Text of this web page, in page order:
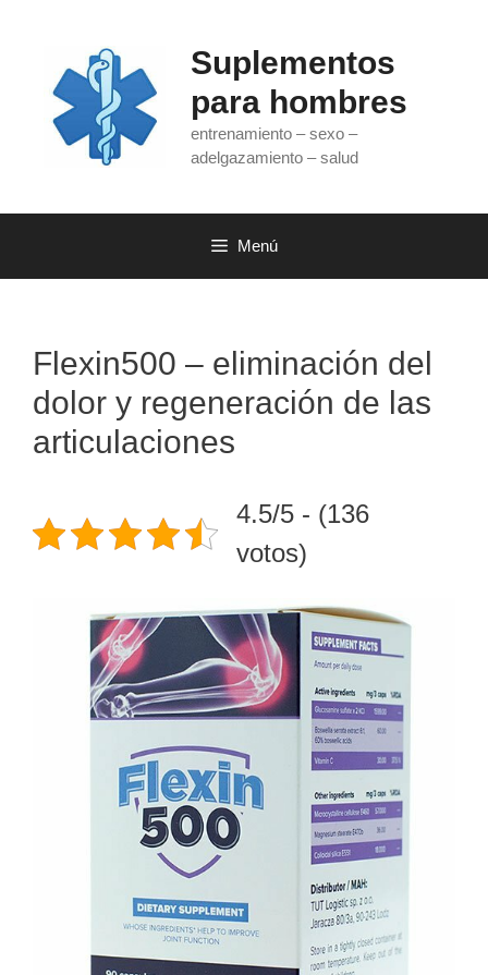
Suplementos
para hombres
entrenamiento – sexo –
adelgazamiento – salud
Menú
Flexin500 – eliminación del
dolor y regeneración de las
articulaciones
4.5/5 - (136
votos)